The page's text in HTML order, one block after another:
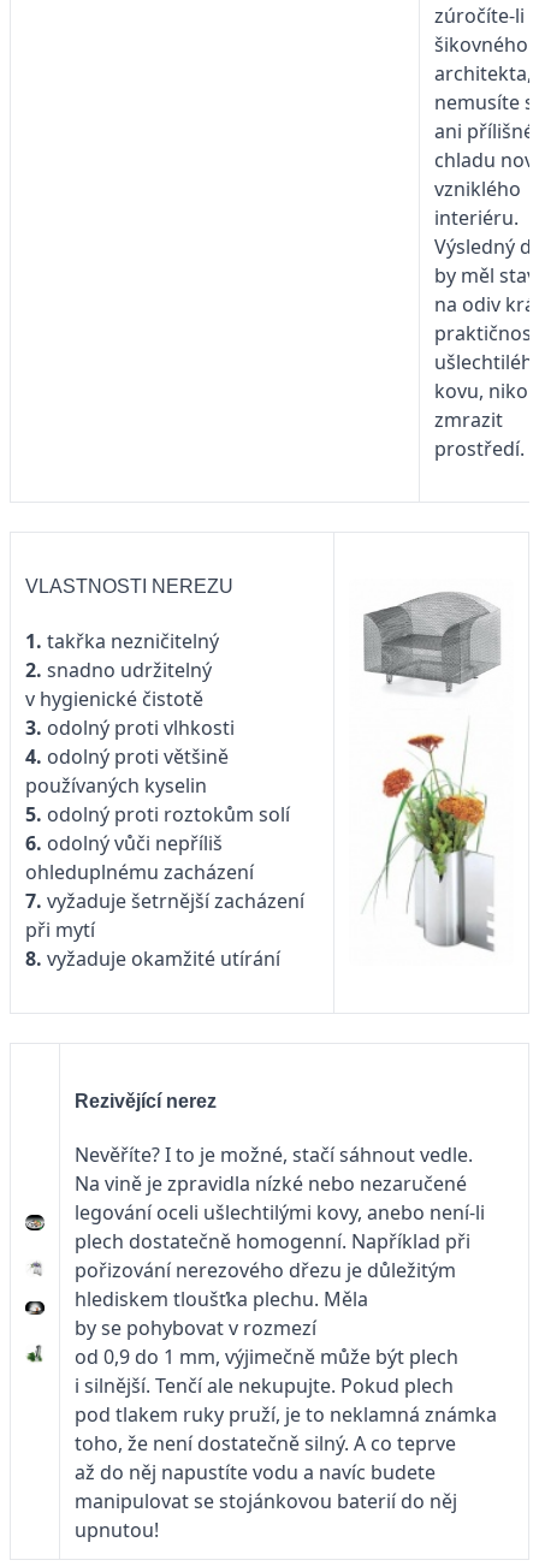
zúročíte-li
šikovného
architekta,
nemusíte
ani
chladu
vzniklého
interiéru.
Výsledný
by měl
na odiv
praktičnost
kovu,
zmrazit
prostředí.
VLASTNOSTI NEREZU
1. takřka nezničitelný
2. snadno udržitelný
v hygienické čistotě
3. odolný proti vlhkosti
4. odolný proti většině
používaných kyselin
5. odolný proti roztokům solí
6. odolný vůči nepříliš
ohleduplnému zacházení
7. vyžaduje šetrnější zacházení
při mytí
8. vyžaduje okamžité utírání
Rezivějící nerez
Nevěříte? I to je možné, stačí sáhnout vedle.
Na vině je zpravidla nízké nebo nezaručené
legování oceli ušlechtilými kovy, anebo není-li
plech dostatečně homogenní. Například při
pořizování nerezového dřezu je důležitým
hlediskem tloušťka plechu. Měla
by se pohybovat v rozmezí
od 0,9 do 1 mm, výjimečně může být plech
i silnější. Tenčí ale nekupujte. Pokud plech
pod tlakem ruky pruží, je to neklamná známka
toho, že není dostatečně silný. A co teprve
až do něj napustíte vodu a navíc budete
manipulovat se stojánkovou baterií do něj
upnutou!